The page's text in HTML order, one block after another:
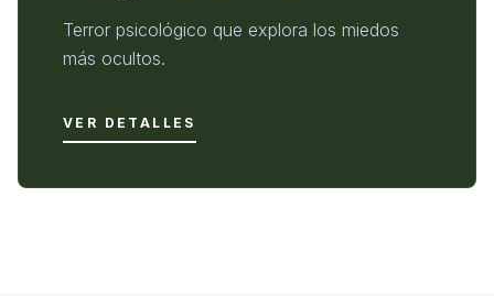
Terror psicológico que explora los miedos
más ocultos.
VER DETALLES